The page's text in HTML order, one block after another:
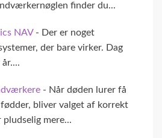
finder du...
NAV- Der er noget
der bare virker. Dag
- Når døden lurer få
bliver valget af korrekt
mere...